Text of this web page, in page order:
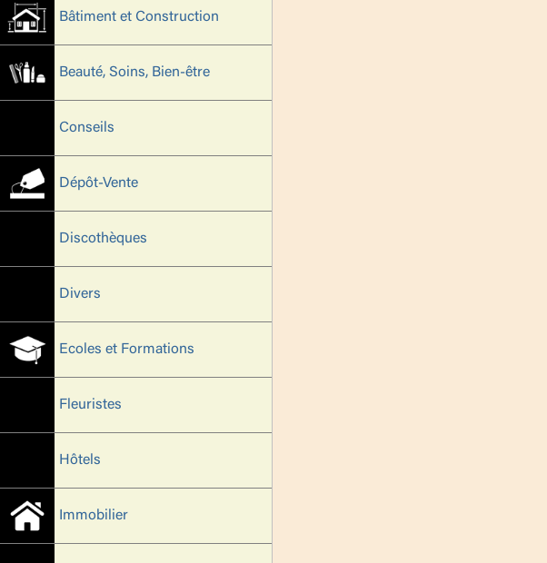
Bâtiment et Construction
Beauté, Soins, Bien-être
Conseils
Dépôt-Vente
Discothèques
Divers
Ecoles et Formations
Fleuristes
Hôtels
Immobilier